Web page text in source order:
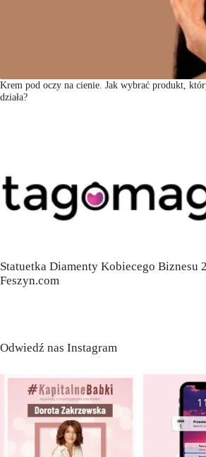
Krem pod oczy na cienie. Jak wybrać produkt,
działa?
Statuetka Diamenty Kobiecego Biznesu
Feszyn.com
Odwiedź nas Instagram